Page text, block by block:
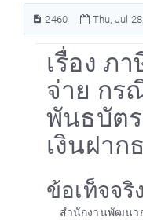
2460 Thu, Jul
เรื่อง ภ
จ่าย กร
พันธบัต
เงินฝาก
ข้อเท็จจริง
สำนักงานพัฒนา